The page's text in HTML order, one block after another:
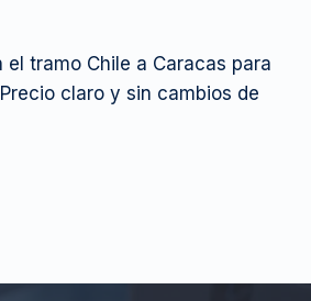
el tramo Chile a Caracas para
claro y sin cambios de